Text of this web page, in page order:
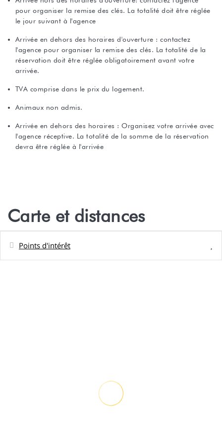
pour organiser la remise des clés. La totalité doit être réglée
le jour suivant à l'agence
Arrivée en dehors des horaires d'ouverture : contactez
l'agence pour organiser la remise des clés. La totalité de la
réservation doit être réglée obligatoirement avant votre
arrivée.
TVA comprise dans le prix du logement.
Animaux non admis.
Arrivée en dehors des horaires : Organisez votre arrivée avec
l'agence réceptive. La totalité de la somme de la réservation
devra être réglée à l'arrivée
Carte et distances
Points d'intérêt
Plage de sable - Plage public de Temae